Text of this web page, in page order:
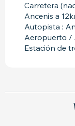
Carretera
Ancenis a
Autopista :
Aeropuerto /
Estación de